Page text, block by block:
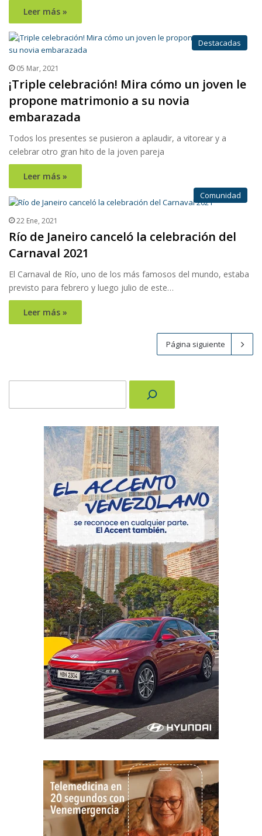
Leer más »
Destacadas
05 Mar, 2021
¡Triple celebración! Mira cómo un joven le
propone matrimonio a su novia
embarazada
Todos los presentes se pusieron a aplaudir, a vitorear y a
celebrar otro gran hito de la joven pareja
Leer más »
Comunidad
22 Ene, 2021
Río de Janeiro canceló la celebración del
Carnaval 2021
El Carnaval de Río, uno de los más famosos del mundo, estaba
previsto para febrero y luego julio de este…
Leer más »
Página siguiente